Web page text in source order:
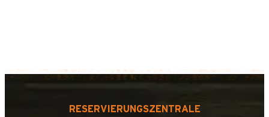
RESERVIERUNGSZENTRALE